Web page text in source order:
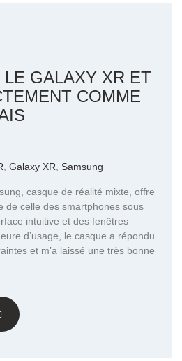
LE GALAXY XR ET
COMME
Galaxy XR Samsung
casque de réalité mixte, offre
de celle des smartphones sous
intuitive et des fenêtres
d’usage, le casque a répondu
et m’a laissé une très bonne